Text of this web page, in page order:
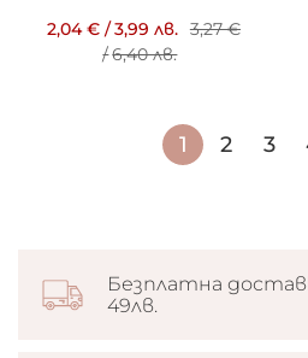
2,04 €/3,99 лв. 3,27 €
/6,40 лв.
Страница
В
1 2 3
Безплатна
49лв.